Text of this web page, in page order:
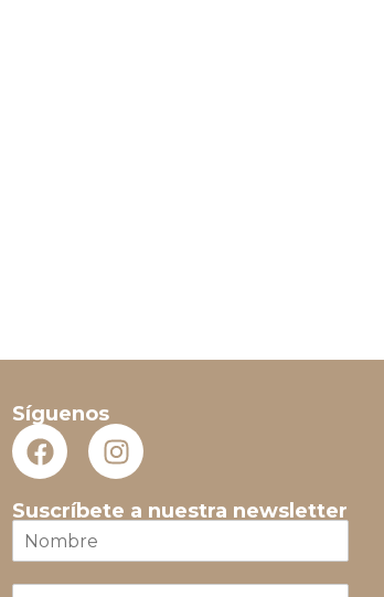
Síguenos
Suscríbete a nuestra newsletter